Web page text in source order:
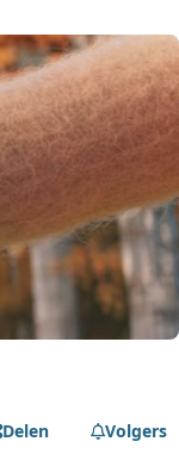
Delen Volgers